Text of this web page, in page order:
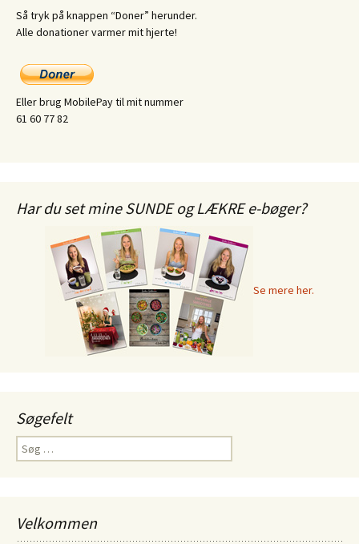
Så tryk på knappen “Doner” herunder.
Alle donationer varmer mit hjerte!
Eller brug MobilePay til mit nummer
61 60 77 82
Har du set mine SUNDE og LÆKRE e-bøger?
Se mere her.
Søgefelt
Søg
efter:
Velkommen